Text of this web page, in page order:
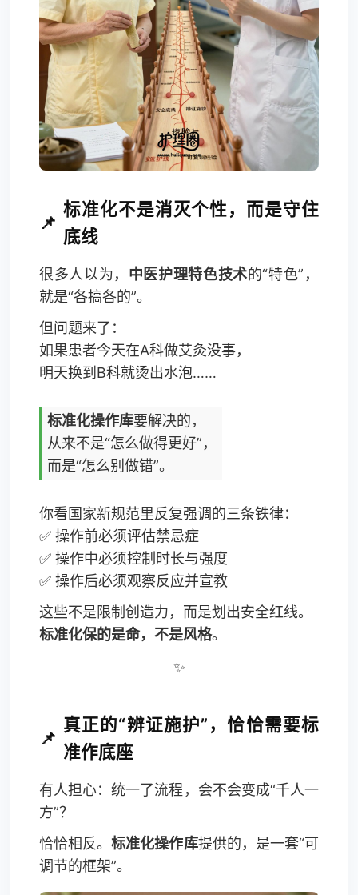
标准化不是消灭个性，而是守住
底线
很多人以为， 中医护理特色技术的“特色”，
就是“各搞各的”。
但问题来了：
如果患者今天在A科做艾灸没事，
明天换到B科就烫出水泡……
标准化操作库要解决的，
从来不是“怎么做得更好”，
而是“怎么别做错”。
你看国家新规范里反复强调的三条铁律：
✅ 操作前必须评估禁忌症
✅ 操作中必须控制时长与强度
✅ 操作后必须观察反应并宣教
这些不是限制创造力，而是划出安全红线。
标准化保的是命，不是风格。
真正的“辨证施护”，恰恰需要标
准作底座
有人担心：统一了流程，会不会变成“千人一
方”？
恰恰相反。标准化操作库提供的，是一套“可
调节的框架”。